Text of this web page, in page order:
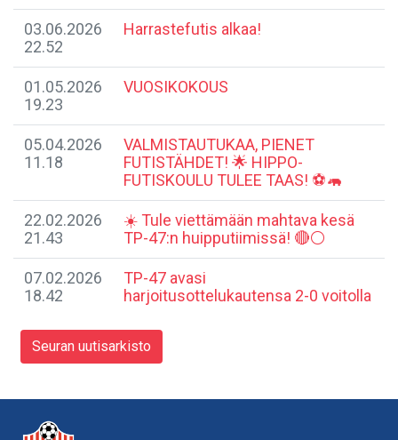
03.06.2026
22.52
Harrastefutis alkaa!
01.05.2026
19.23
VUOSIKOKOUS
05.04.2026
11.18
​VALMISTAUTUKAA, PIENET
FUTISTÄHDET! 🌟 HIPPO-
FUTISKOULU TULEE TAAS! ⚽️🦛
22.02.2026
21.43
​☀️ Tule viettämään mahtava kesä
TP-47:n huipputiimissä! 🔴⚪
07.02.2026
18.42
​TP-47 avasi
harjoitusottelukautensa 2-0 voitolla
Seuran uutisarkisto